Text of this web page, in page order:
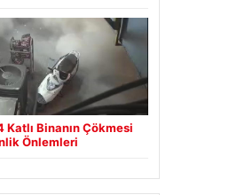
Katlı Binanın Çökmesi
Önlemleri